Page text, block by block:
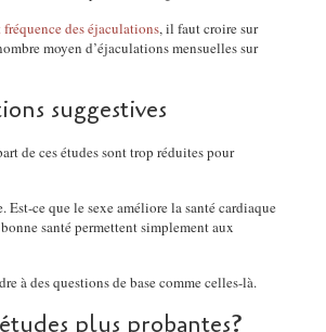
des éjaculations, il faut croire sur
moyen d’éjaculations mensuelles sur
suggestives
de ces études sont trop réduites pour
Est-ce que le sexe améliore la santé cardiaque
santé permettent simplement aux
à des questions de base comme celles-là.
plus probantes?